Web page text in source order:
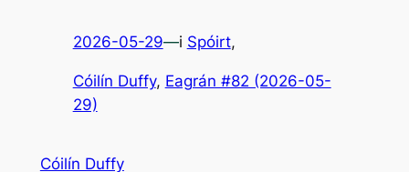
2026-05-29—i Spóirt,
Cóilín Duffy, Eagrán #82 (2026-05-
29)
Cóilín Duffy